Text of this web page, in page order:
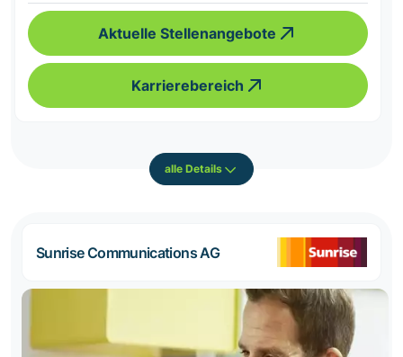
Aktuelle Stellenangebote
Karrierebereich
alle Details
Sunrise Communications AG